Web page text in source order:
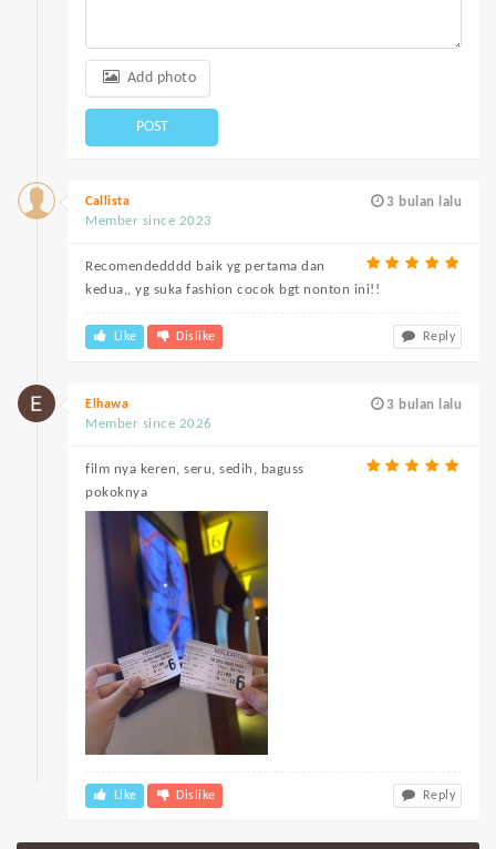
Add photo
POST
3 bulan lalu
Callista
Member since 2023
Recomendedddd baik yg pertama dan
kedua,, yg suka fashion cocok bgt nonton ini!!
Like Dislike Reply
3 bulan lalu
Elhawa
Member since 2026
film nya keren, seru, sedih, baguss
pokoknya
Like Dislike Reply